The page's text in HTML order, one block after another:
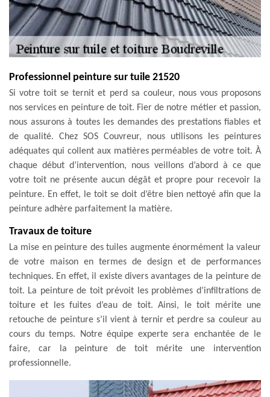
Professionnel peinture sur tuile 21520
Si votre toit se ternit et perd sa couleur, nous vous proposons
nos services en peinture de toit. Fier de notre métier et passion,
nous assurons à toutes les demandes des prestations fiables et
de qualité. Chez SOS Couvreur, nous utilisons les peintures
adéquates qui collent aux matières perméables de votre toit. À
chaque début d’intervention, nous veillons d’abord à ce que
votre toit ne présente aucun dégât et propre pour recevoir la
peinture. En effet, le toit se doit d’être bien nettoyé afin que la
peinture adhère parfaitement la matière.
Travaux de toiture
La mise en peinture des tuiles augmente énormément la valeur
de votre maison en termes de design et de performances
techniques. En effet, il existe divers avantages de la peinture de
toit. La peinture de toit prévoit les problèmes d’infiltrations de
toiture et les fuites d’eau de toit. Ainsi, le toit mérite une
retouche de peinture s’il vient à ternir et perdre sa couleur au
cours du temps. Notre équipe experte sera enchantée de le
faire, car la peinture de toit mérite une intervention
professionnelle.